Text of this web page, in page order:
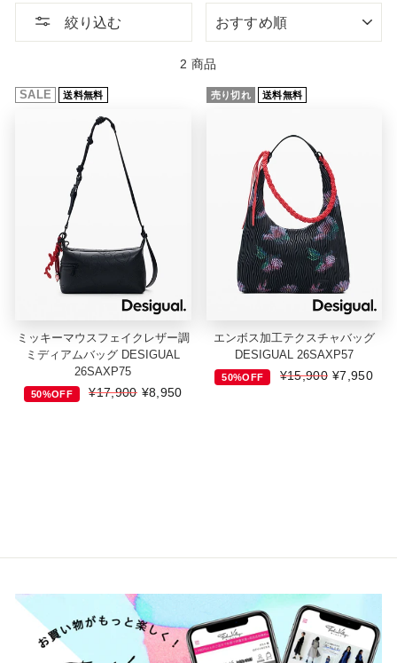
絞り込む
2 商品
SALE 送料無料
ミッキーマウスフェイクレザー調
ミディアムバッグ DESIGUAL
26SAXP75
50%OFF
通
¥17,900 SALE
¥8,950
売り切れ 送料無料
エンボス加工テクスチャバッグ
DESIGUAL 26SAXP57
50%OFF
通
¥15,900 SALE
¥7,950